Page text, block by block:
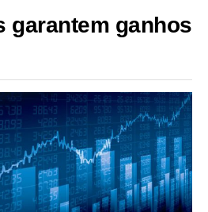
garantem ganhos